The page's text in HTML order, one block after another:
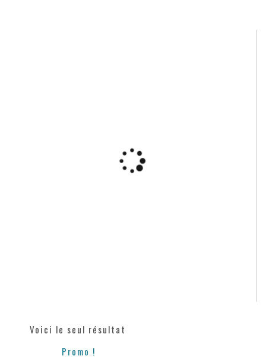
Voici le seul résultat
Promo !